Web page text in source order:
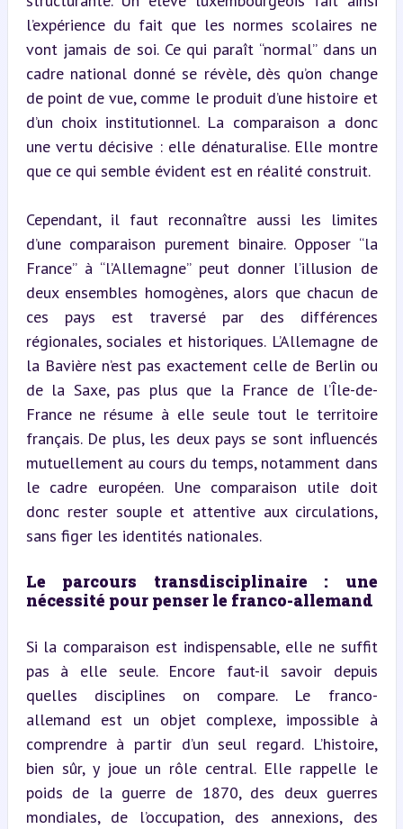
l’expérience du fait que les normes scolaires ne
vont jamais de soi. Ce qui paraît “normal” dans un
cadre national donné se révèle, dès qu’on change
de point de vue, comme le produit d’une histoire et
d’un choix institutionnel. La comparaison a donc
une vertu décisive : elle dénaturalise. Elle montre
que ce qui semble évident est en réalité construit.
Cependant, il faut reconnaître aussi les limites
d’une comparaison purement binaire. Opposer “la
France” à “l’Allemagne” peut donner l’illusion de
deux ensembles homogènes, alors que chacun de
ces pays est traversé par des différences
régionales, sociales et historiques. L’Allemagne de
la Bavière n’est pas exactement celle de Berlin ou
de la Saxe, pas plus que la France de l’Île-de-
France ne résume à elle seule tout le territoire
français. De plus, les deux pays se sont influencés
mutuellement au cours du temps, notamment dans
le cadre européen. Une comparaison utile doit
donc rester souple et attentive aux circulations,
sans figer les identités nationales.
Le parcours transdisciplinaire : une
nécessité pour penser le franco-allemand
Si la comparaison est indispensable, elle ne suffit
pas à elle seule. Encore faut-il savoir depuis
quelles disciplines on compare. Le franco-
allemand est un objet complexe, impossible à
comprendre à partir d’un seul regard. L’histoire,
bien sûr, y joue un rôle central. Elle rappelle le
poids de la guerre de 1870, des deux guerres
mondiales, de l’occupation, des annexions, des